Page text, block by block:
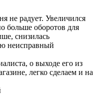
не радует. Увеличился
больше оборотов для
снизилась
неисправный
о выходе его из
легко сделаем и на